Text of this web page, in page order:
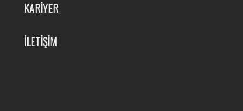
KARİYER
İLETİŞİM